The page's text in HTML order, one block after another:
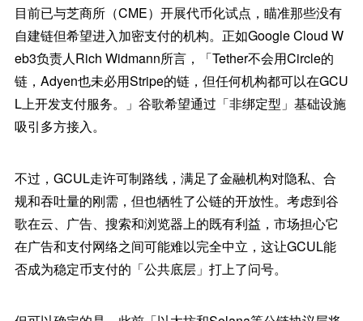
目前已与芝商所（CME）开展代币化试点，瞄准那些没有
自建链但希望进入加密支付的机构。正如Google Cloud W
eb3负责人Rich Widmann所言，「Tether不会用Circle的
链，Adyen也未必用Stripe的链，但任何机构都可以在GCU
L上开发支付服务。」谷歌希望通过「非绑定型」基础设施
吸引多方接入。
不过，GCUL走许可制路线，满足了金融机构对隐私、合
规和吞吐量的刚需，但也牺牲了公链的开放性。考虑到谷
歌在云、广告、搜索和浏览器上的既有利益，市场担心它
在广告和支付网络之间可能难以完全中立，这让GCUL能
否成为稳定币支付的「公共底层」打上了问号。